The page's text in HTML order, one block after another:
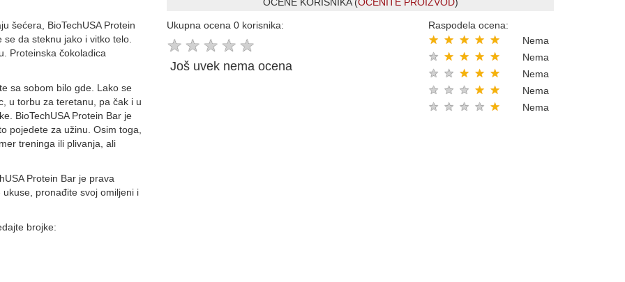
šećera, BioTechUSA Protein
da steknu jako i vitko telo.
Proteinska čokoladica
sa sobom bilo gde. Lako se
u torbu za teretanu, pa čak i u
BioTechUSA Protein Bar je
pojedete za užinu. Osim toga,
treninga ili plivanja, ali
Protein Bar je prava
pronađite svoj omiljeni i
brojke:
Ukupna ocena 0 korisnika:
★ ★ ★ ★ ★
Još uvek nema ocena
Raspodela ocena:
★
★
★
★
★ Nema
★
★
★
★
★ Nema
★
★
★
★
★ Nema
★
★
★
★
★ Nema
★
★
★
★
★ Nema